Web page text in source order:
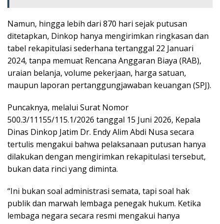
Namun, hingga lebih dari 870 hari sejak putusan
ditetapkan, Dinkop hanya mengirimkan ringkasan dan
tabel rekapitulasi sederhana tertanggal 22 Januari
2024, tanpa memuat Rencana Anggaran Biaya (RAB),
uraian belanja, volume pekerjaan, harga satuan,
maupun laporan pertanggungjawaban keuangan (SPJ).
Puncaknya, melalui Surat Nomor
500.3/11155/115.1/2026 tanggal 15 Juni 2026, Kepala
Dinas Dinkop Jatim Dr. Endy Alim Abdi Nusa secara
tertulis mengakui bahwa pelaksanaan putusan hanya
dilakukan dengan mengirimkan rekapitulasi tersebut,
bukan data rinci yang diminta.
“Ini bukan soal administrasi semata, tapi soal hak
publik dan marwah lembaga penegak hukum. Ketika
lembaga negara secara resmi mengakui hanya